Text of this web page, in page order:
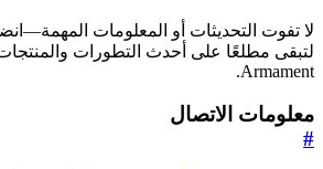
لا تفوت التحديثات أو المعلومات
Armament.
معلومات الاتصال
#